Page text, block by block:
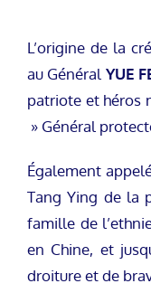
L’origine de la
au Général YUE
patriote et héros
» Général
Également
Tang Ying de la
famille de
en Chine, et
droiture et de